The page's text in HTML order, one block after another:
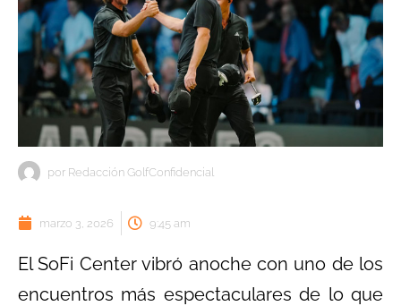
por Redacción GolfConfidencial
marzo 3, 2026 9:45 am
El SoFi Center vibró anoche con uno de los
encuentros más espectaculares de lo que